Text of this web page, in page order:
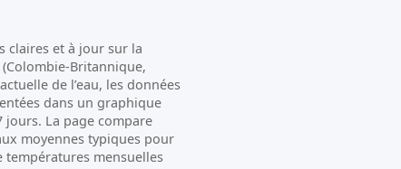
claires et à jour sur la
Britannique,
de l’eau, les données
dans un graphique
jours. La page compare
moyennes typiques pour
mensuelles